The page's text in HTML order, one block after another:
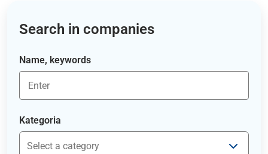
Search in companies
Name, keywords
Kategoria